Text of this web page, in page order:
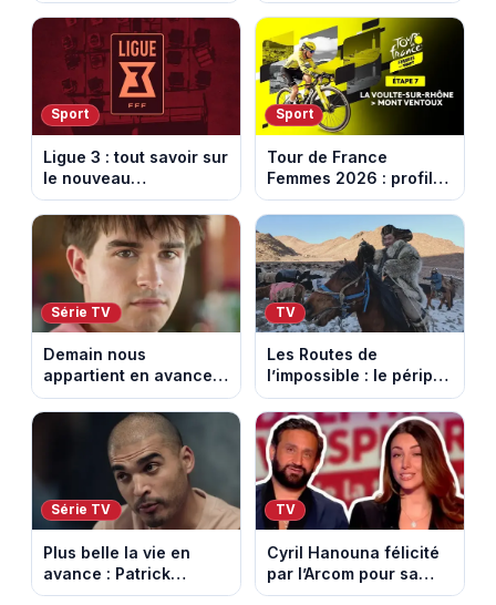
votre soirée télé
de Bianca. Episode du
10 août 2026 (spoiler)
Sport
Ligue 3 : tout savoir sur
le nouveau
championnat qui
succède au National
Sport
Tour de France
Femmes 2026 : profil
et horaires de la 7e
étape entre La Voulte-
sur-Rhône et le Mont
Ventoux
Série TV
Demain nous
appartient en avance:
Samuel perd le
contrôle. Episode du 10
août 2026.
TV
Les Routes de
l’impossible : le périple
glacial d’une famille
nomade en Mongolie
Série TV
Plus belle la vie en
avance : Patrick
Nebout est-il mort ?
TV
Cyril Hanouna félicité
par l’Arcom pour sa
maîtrise de l’antenne